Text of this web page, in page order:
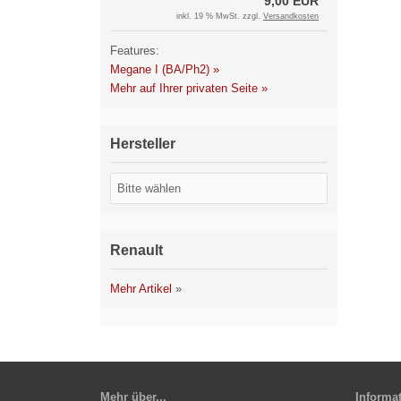
inkl. 19 % MwSt. zzgl. Versandkosten
Features:
Megane I (BA/Ph2) »
Mehr auf Ihrer privaten Seite »
Hersteller
Renault
Mehr Artikel »
Mehr über...